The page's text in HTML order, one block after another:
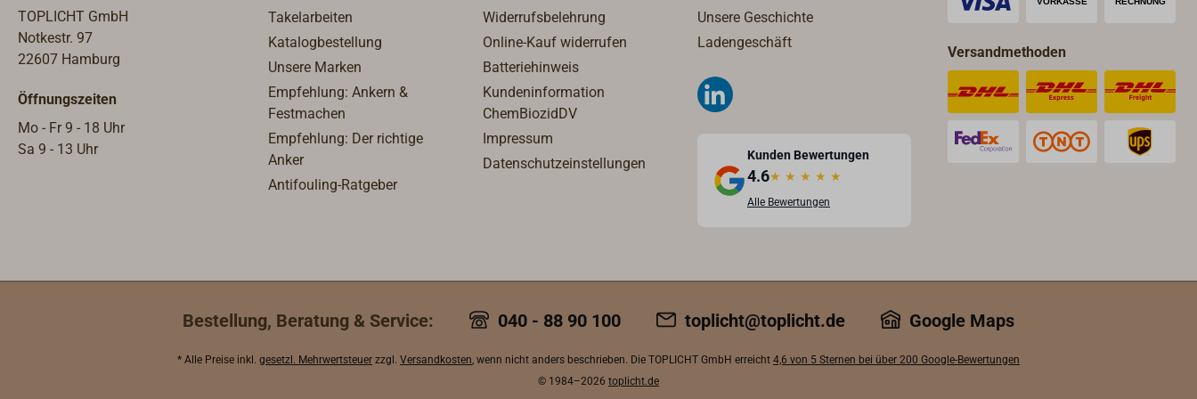
Informationen".Hinweis: Bitte
beachten Sie, dass für Artikel
über 1,10 m Länge erhöhte
Berechnungshilfe finden Sie
unten unter "Downloads &
Informationen"!Hinweis: Bitte
über 1,10 m Länge erhöhte
Versandkosten anfallen.
TOPLICHT GmbH
Notkestr. 97
22607 Hamburg
Öffnungszeiten
Mo - Fr 9 - 18 Uhr
Sa 9 - 13 Uhr
Takelarbeiten
Katalogbestellung
Unsere Marken
Empfehlung: Ankern &
Festmachen
Empfehlung: Der richtige
Anker
Antifouling-Ratgeber
Widerrufsbelehrung
Online-Kauf widerrufen
Batteriehinweis
Kundeninformation
ChemBiozidDV
Impressum
Datenschutzeinstellungen
Unsere Geschichte
Ladengeschäft
Kunden Bewertungen
4.6★ ★ ★ ★ ★
Alle Bewertungen
Versandmethoden
Bestellung, Beratung & Service: 040 - 88 90 100 toplicht@toplicht.de Google Maps
* Alle Preise inkl. gesetzl. Mehrwertsteuer zzgl. Versandkosten, wenn nicht anders beschrieben. Die TOPLICHT GmbH erreicht 4,6 von 5 Sternen bei über 200 Google-Bewertungen
© 1984–2026 toplicht.de